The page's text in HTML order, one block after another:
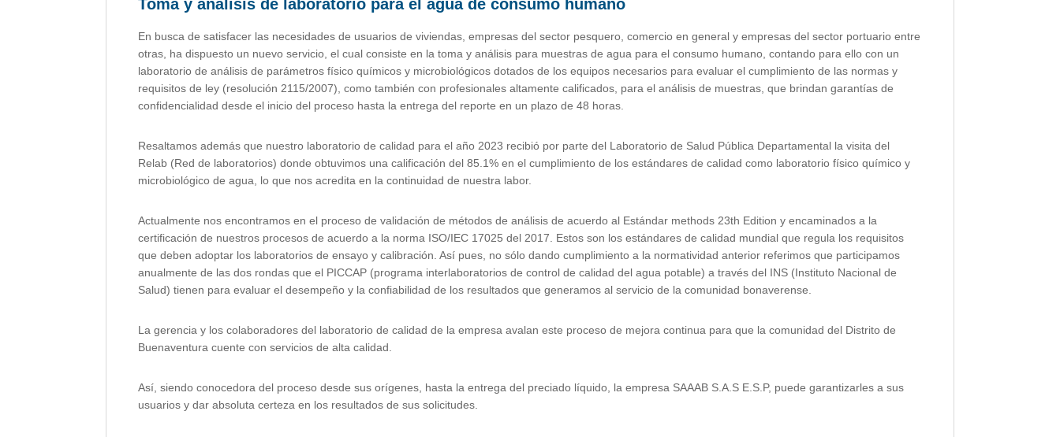
Toma y análisis de laboratorio para el agua de consumo humano
En busca de satisfacer las necesidades de usuarios de viviendas, empresas del sector pesquero, comercio en general y empresas del sector portuario entre
otras, ha dispuesto un nuevo servicio, el cual consiste en la toma y análisis para muestras de agua para el consumo humano, contando para ello con un
laboratorio de análisis de parámetros físico químicos y microbiológicos dotados de los equipos necesarios para evaluar el cumplimiento de las normas y
requisitos de ley (resolución 2115/2007), como también con profesionales altamente calificados, para el análisis de muestras, que brindan garantías de
confidencialidad desde el inicio del proceso hasta la entrega del reporte en un plazo de 48 horas.
Resaltamos además que nuestro laboratorio de calidad para el año 2023 recibió por parte del Laboratorio de Salud Pública Departamental la visita del
Relab (Red de laboratorios) donde obtuvimos una calificación del 85.1% en el cumplimiento de los estándares de calidad como laboratorio físico químico y
microbiológico de agua, lo que nos acredita en la continuidad de nuestra labor.
Actualmente nos encontramos en el proceso de validación de métodos de análisis de acuerdo al Estándar methods 23th Edition y encaminados a la
certificación de nuestros procesos de acuerdo a la norma ISO/IEC 17025 del 2017. Estos son los estándares de calidad mundial que regula los requisitos
que deben adoptar los laboratorios de ensayo y calibración. Así pues, no sólo dando cumplimiento a la normatividad anterior referimos que participamos
anualmente de las dos rondas que el PICCAP (programa interlaboratorios de control de calidad del agua potable) a través del INS (Instituto Nacional de
Salud) tienen para evaluar el desempeño y la confiabilidad de los resultados que generamos al servicio de la comunidad bonaverense.
La gerencia y los colaboradores del laboratorio de calidad de la empresa avalan este proceso de mejora continua para que la comunidad del Distrito de
Buenaventura cuente con servicios de alta calidad.
Así, siendo conocedora del proceso desde sus orígenes, hasta la entrega del preciado líquido, la empresa SAAAB S.A.S E.S.P, puede garantizarles a sus
usuarios y dar absoluta certeza en los resultados de sus solicitudes.